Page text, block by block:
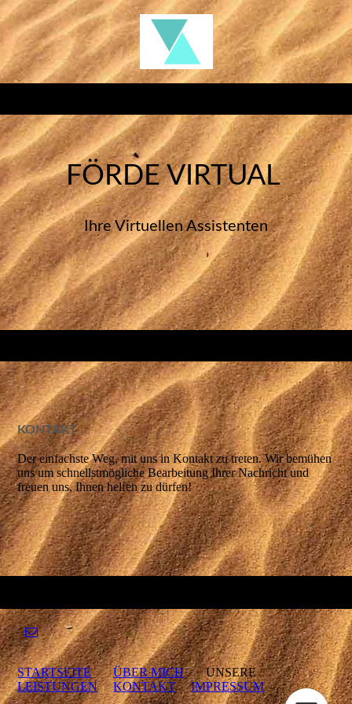
FÖRDE VIRTUAL
Ihre Virtuellen Assistenten
KONTAKT
Der einfachste Weg, mit uns in Kontakt zu treten. Wir bemühen
uns um schnellstmögliche Bearbeitung Ihrer Nachricht und
freuen uns, Ihnen helfen zu dürfen!
STARTSEITE ÜBER MICHUNSERE
LEISTUNGEN
KONTAKT IMPRESSUM